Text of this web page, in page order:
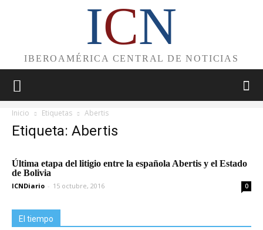
ICN
IBEROAMÉRICA CENTRAL DE NOTICIAS
Inicio Etiquetas Abertis
Etiqueta: Abertis
Última etapa del litigio entre la española Abertis y el Estado
de Bolivia
ICNDiario - 15 octubre, 2016 0
El tiempo